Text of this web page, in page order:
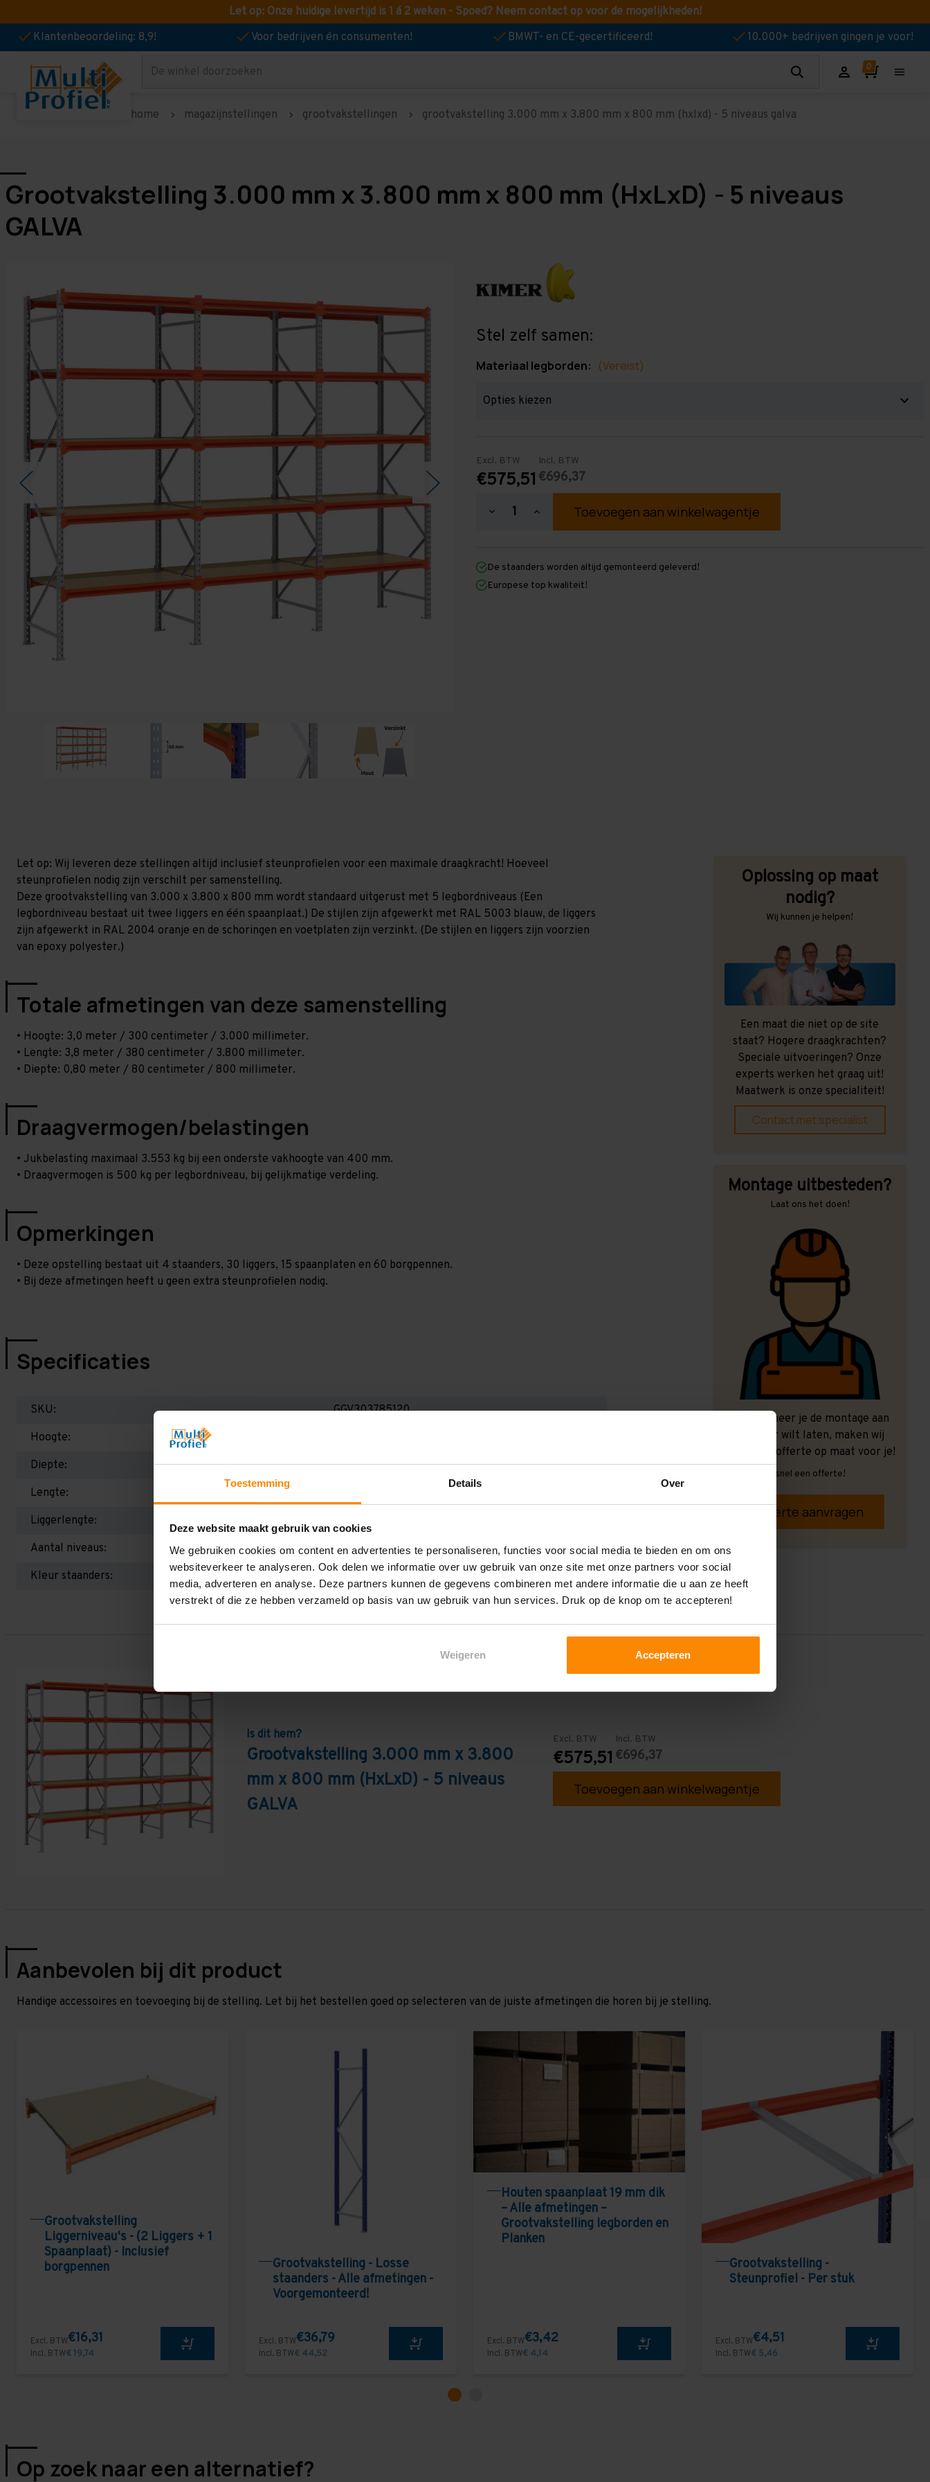
Toestemming Details Over
Deze website maakt gebruik van cookies
We gebruiken cookies om content en advertenties te personaliseren, functies voor social media te bieden en om ons
websiteverkeer te analyseren. Ook delen we informatie over uw gebruik van onze site met onze partners voor social
media, adverteren en analyse. Deze partners kunnen de gegevens combineren met andere informatie die u aan ze heeft
verstrekt of die ze hebben verzameld op basis van uw gebruik van hun services. Druk op de knop om te accepteren!
Weigeren Accepteren
Let op: Onze huidige levertijd is 1 á 2 weken - Spoed? Neem contact op voor de mogelijkheden!
Klantenbeoordeling: 8,9!
Voor bedrijven én consumenten! BMWT- en CE-gecertificeerd! 10.000+ bedrijven gingen je voor!
Zoeken
home magazijnstellingen grootvakstellingen grootvakstelling 3.000 mm x 3.800 mm x 800 mm (hxlxd) - 5 niveaus galva
Grootvakstelling 3.000 mm x 3.800 mm x 800 mm (HxLxD) - 5 niveaus
GALVA
Stel zelf samen:
Materiaal legborden: (Vereist)
Excl. BTW
€575,51
Incl. BTW
€696,37
Hoeveelheid
3.000
mm
x
3.800
Hoeveelheid
verhogen
3.000
mm
x
3.800
De staanders worden altijd gemonteerd geleverd!
Europese top kwaliteit!
Let op: Wij leveren deze stellingen altijd inclusief steunprofielen voor een maximale draagkracht! Hoeveel
steunprofielen nodig zijn verschilt per samenstelling.
Deze grootvakstelling van 3.000 x 3.800 x 800 mm wordt standaard uitgerust met 5 legbordniveaus (Een
legbordniveau bestaat uit twee liggers en één spaanplaat.) De stijlen zijn afgewerkt met RAL 5003 blauw, de liggers
zijn afgewerkt in RAL 2004 oranje en de schoringen en voetplaten zijn verzinkt. (De stijlen en liggers zijn voorzien
van epoxy polyester.)
Totale afmetingen van deze samenstelling
• Hoogte: 3,0 meter / 300 centimeter / 3.000 millimeter.
• Lengte: 3,8 meter / 380 centimeter / 3.800 millimeter.
• Diepte: 0,80 meter / 80 centimeter / 800 millimeter.
Draagvermogen/belastingen
• Jukbelasting maximaal 3.553 kg bij een onderste vakhoogte van 400 mm.
• Draagvermogen is 500 kg per legbordniveau, bij gelijkmatige verdeling.
Opmerkingen
• Deze opstelling bestaat uit 4 staanders, 30 liggers, 15 spaanplaten en 60 borgpennen.
• Bij deze afmetingen heeft u geen extra steunprofielen nodig.
Specificaties
SKU:
GGV303785120
Hoogte:
Diepte:
800 mm
Lengte:
Liggerlengte:
1.200 mm
Aantal niveaus:
5
Kleur staanders:
Oplossing op maat
nodig?
Wij kunnen je helpen!
Een maat die niet op de site
staat? Hogere draagkrachten?
Speciale uitvoeringen? Onze
experts werken het graag uit!
Maatwerk is onze specialiteit!
Contact met specialist
Montage uitbesteden?
Laat ons het doen!
Ook wanneer je de montage aan
ons over wilt laten, maken wij
graag een offerte op maat voor je!
Vrijblijvend, snel een offerte!
Offerte aanvragen
Is dit hem?
Grootvakstelling 3.000 mm x 3.800
mm x 800 mm (HxLxD) - 5 niveaus
GALVA
Excl. BTW
€575,51
Incl. BTW
€696,37
Toevoegen aan winkelwagentje
Aanbevolen bij dit product
Handige accessoires en toevoeging bij de stelling. Let bij het bestellen goed op selecteren van de juiste afmetingen die horen bij je stelling.
Grootvakstelling
Liggerniveau's - (2 Liggers + 1
Spaanplaat) - Inclusief
borgpennen
Excl. BTW€16,31
Incl. BTW€ 19,74
Grootvakstelling - Losse
staanders - Alle afmetingen -
Voorgemonteerd!
Excl. BTW€36,79
Incl. BTW€ 44,52
Houten spaanplaat 19 mm dik
– Alle afmetingen –
Grootvakstelling legborden en
Planken
Excl. BTW€3,42
Incl. BTW€ 4,14
Grootvakstelling -
Steunprofiel - Per stuk
Excl. BTW€4,51
Incl. BTW€ 5,46
Op zoek naar een alternatief?